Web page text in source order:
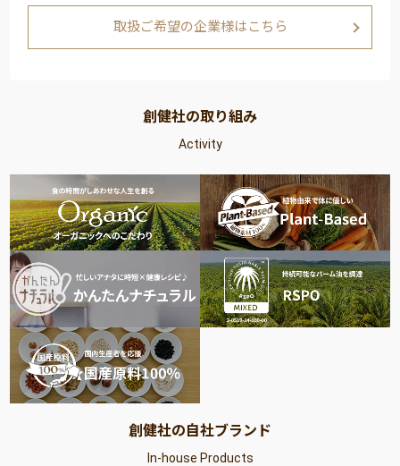
取扱ご希望の企業様はこちら
創健社の取り組み
Activity
創健社の自社ブランド
In-house Products